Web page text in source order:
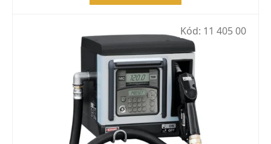
Kód: 11 405 00